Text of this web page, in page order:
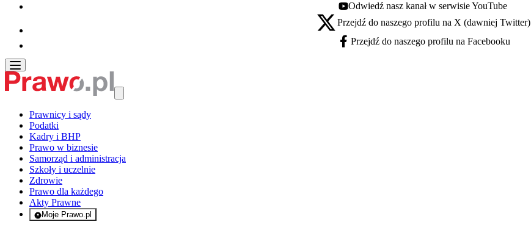
Youtube - otwiera się w nowej karcie
Odwiedź nasz kanał w serwisie YouTube
X - otwiera się w nowej karcie
Przejdź do naszego profilu na X (dawniej Twitter)
Facebook - otwiera się w nowej karcie
Przejdź do naszego profilu na Facebooku
Prawnicy i sądy
Podatki
Kadry i BHP
Prawo w biznesie
Samorząd i administracja
Szkoły i uczelnie
Zdrowie
Prawo dla każdego
Akty Prawne
Moje Prawo.pl
- rejestracja i logowanie do serwisu